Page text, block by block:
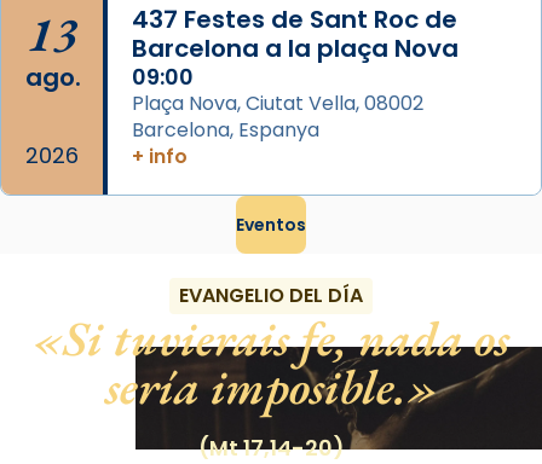
13
ago.
2026
437 Festes de Sant Roc de
Barcelona a la plaça Nova
09:00
Plaça Nova, Ciutat Vella, 08002
Barcelona, Espanya
+ info
Eventos
EVANGELIO DEL DÍA
Si tuvierais fe, nada os
sería imposible.
(Mt 17,14-20)